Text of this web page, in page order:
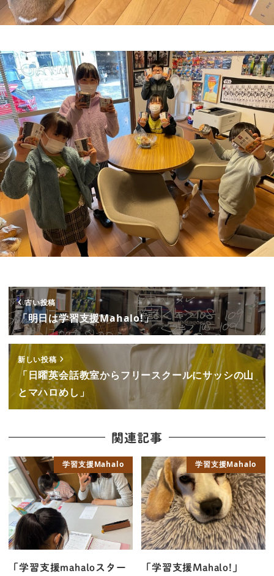
古い投稿
「明日は学習支援Mahalo!」
新しい投稿
「日曜英会話教室からフリースクールにサッシの山
とマハロめし」
関連記事
学習支援Mahalo
「学習支援mahaloスター
学習支援Mahalo
「学習支援Mahalo!」